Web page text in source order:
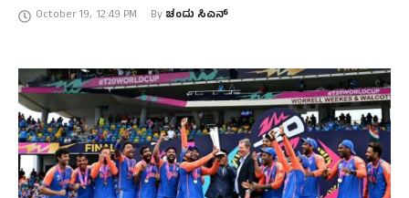
October 19, 12:49 PM By ಚಂದು ಸಿಎನ್